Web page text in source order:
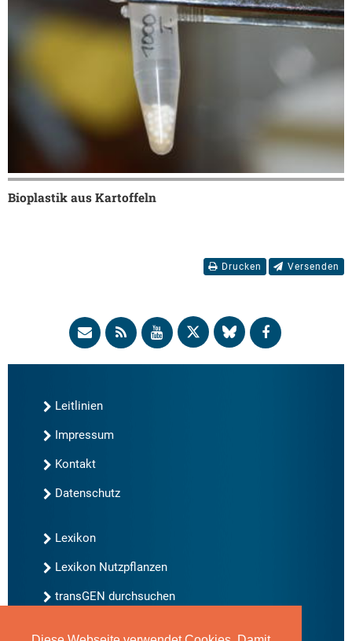
Bioplastik aus Kartoffeln
Drucken Versenden
Leitlinien
Impressum
Kontakt
Datenschutz
Lexikon
Lexikon Nutzpflanzen
transGEN durchsuchen